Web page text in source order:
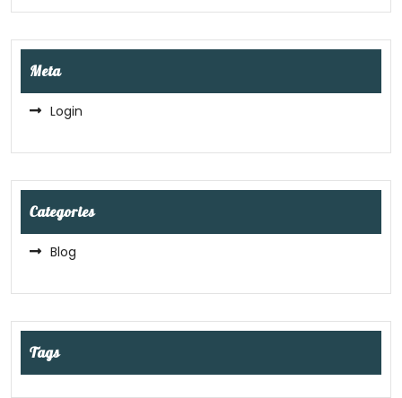
Meta
Login
Categories
Blog
Tags